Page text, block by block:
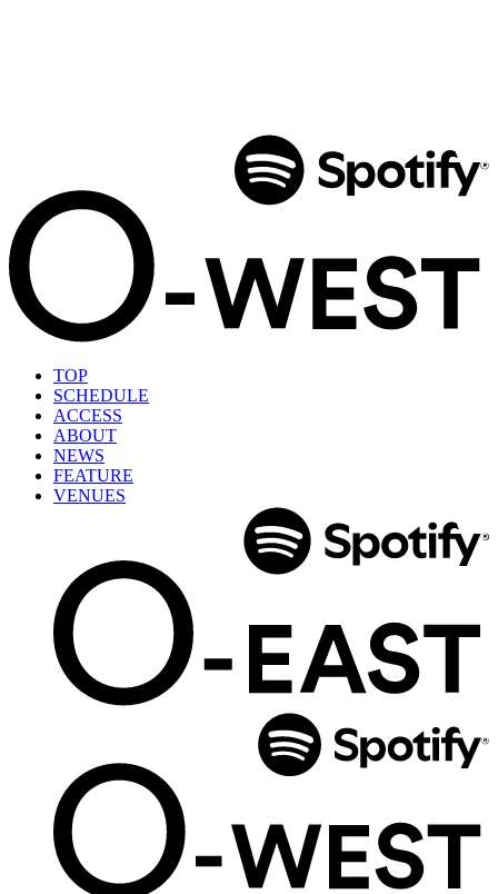
TOP
SCHEDULE
ACCESS
ABOUT
NEWS
FEATURE
VENUES